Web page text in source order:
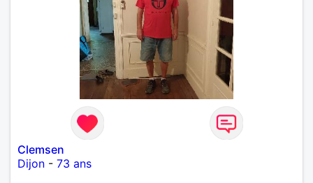
Clemsen
Dijon - 73 ans